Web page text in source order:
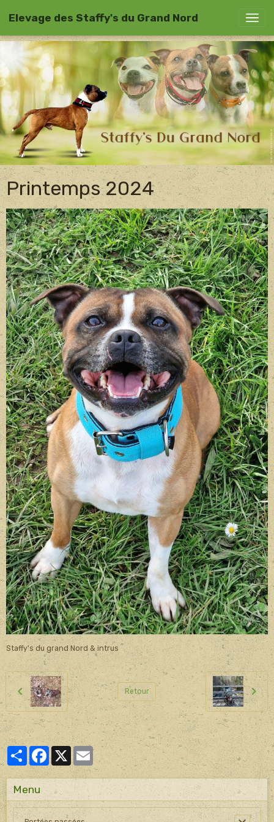
Elevage des Staffy's du Grand Nord
Printemps 2024
Staffy's du grand Nord & intrus
Retour
PartagerFacebook Email
Menu